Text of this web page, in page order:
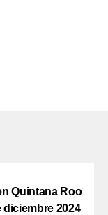
Quintana Roo
diciembre 2024